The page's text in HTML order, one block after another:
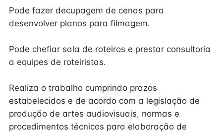
Pode fazer decupagem de cenas para
desenvolver planos para filmagem.
Pode chefiar sala de roteiros e prestar consultoria
a equipes de roteiristas.
Realiza o trabalho cumprindo prazos
estabelecidos e de acordo com a legislação de
produção de artes audiovisuais, normas e
procedimentos técnicos para elaboração de